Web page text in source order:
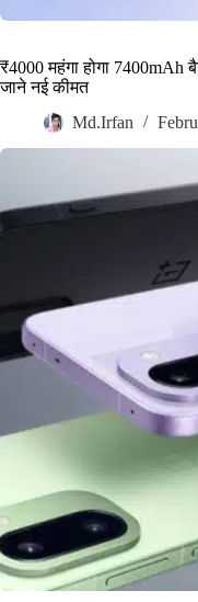
₹4000 महंगा होगा 7400mAh
जाने नई कीमत
Md.Irfan